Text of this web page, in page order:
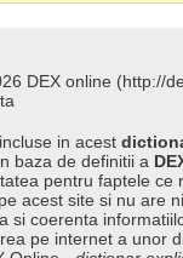
DEX online (http://
in acest
baza de definitii a
pentru faptele ce
acest site si nu are
si coerenta
pe internet a unor